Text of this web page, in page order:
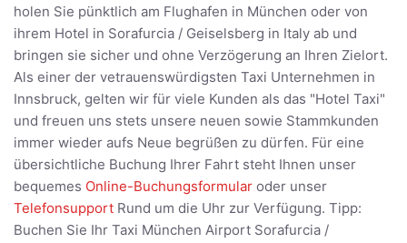
holen Sie pünktlich am Flughafen in München oder von
ihrem Hotel in Sorafurcia / Geiselsberg in Italy ab und
bringen sie sicher und ohne Verzögerung an Ihren Zielort.
Als einer der vetrauenswürdigsten Taxi Unternehmen in
Innsbruck, gelten wir für viele Kunden als das "Hotel Taxi"
und freuen uns stets unsere neuen sowie Stammkunden
immer wieder aufs Neue begrüßen zu dürfen. Für eine
übersichtliche Buchung Ihrer Fahrt steht Ihnen unser
bequemes Online-Buchungsformular oder unser
Telefonsupport Rund um die Uhr zur Verfügung. Tipp:
Buchen Sie Ihr Taxi München Airport Sorafurcia /